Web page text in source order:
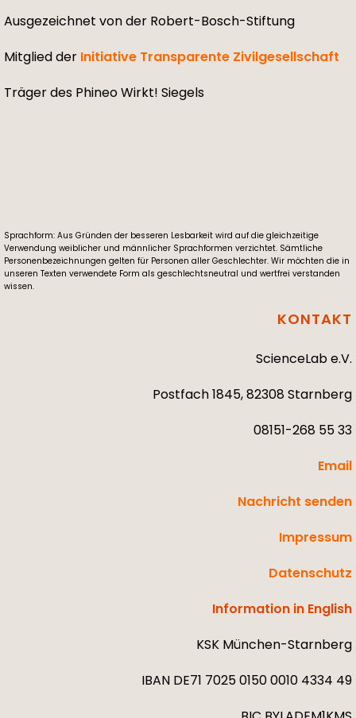
Ausgezeichnet von der Robert-Bosch-Stiftung
Mitglied der Initiative Transparente Zivilgesellschaft
Träger des Phineo Wirkt! Siegels
Sprachform: Aus Gründen der besseren Lesbarkeit wird auf die gleichzeitige
Verwendung weiblicher und männlicher Sprachformen verzichtet. Sämtliche
Personenbezeichnungen gelten für Personen aller Geschlechter. Wir möchten die in
unseren Texten verwendete Form als geschlechtsneutral und wertfrei verstanden
wissen.
KONTAKT
ScienceLab e.V.
Postfach 1845, 82308 Starnberg
08151-268 55 33
Email
Nachricht senden
Impressum
Datenschutz
Information in English
KSK München-Starnberg
IBAN DE71 7025 0150 0010 4334 49